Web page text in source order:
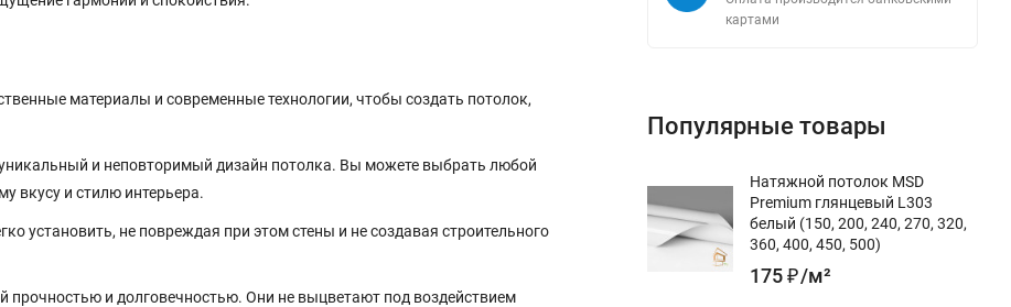
материалы и современные технологии, чтобы создать потолок,
и неповторимый дизайн потолка. Вы можете выбрать любой
вкусу и стилю интерьера.
установить, не повреждая при этом стены и не создавая строительного
и долговечностью. Они не выцветают под воздействием
картами
Популярные товары
Натяжной потолок MSD
Premium глянцевый L303
белый (150, 200, 240, 270, 320,
360, 400, 450, 500)
175₽/м²